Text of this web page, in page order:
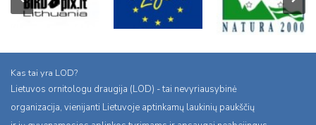
Kas tai yra LOD?
Lietuvos ornitologu draugija (LOD) - tai nevyriausybinė
organizacija, vienijanti Lietuvoje aptinkamų laukinių paukščių